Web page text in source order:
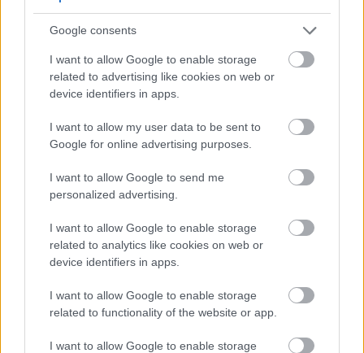
Google consents
I want to allow Google to enable storage
related to advertising like cookies on web or
device identifiers in apps.
I want to allow my user data to be sent to
Google for online advertising purposes.
I want to allow Google to send me
personalized advertising.
I want to allow Google to enable storage
related to analytics like cookies on web or
device identifiers in apps.
I want to allow Google to enable storage
related to functionality of the website or app.
I want to allow Google to enable storage
μπορεί να σας βοηθήσει να χάσετε βάρος και να
αποτρέψετε την επαναπρόσληψη στο μέλλον. Ενώ
υπάρχουν πολλές τροφές με υψηλή περιεκτικότητα
σε πρωτεΐνες, το στήθος κοτόπουλου είναι